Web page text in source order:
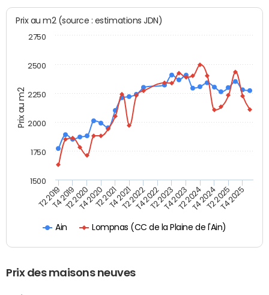
Prix au m2
Prix au m2 (source : estimations JDN)
Ain Lompnas (CC de la Plaine de l'Ain)
T2 2019T4 2019T2 2020T4 2020T2 2021T4 2021T2 2022T4 2022T2 2023T4 2023T2 2024T4 2024T2 2025T4 2025
1500
1750
2000
2250
2500
2750
Prix des maisons neuves